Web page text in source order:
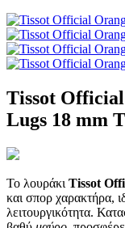
Tissot
Lugs 18 mm
Το λουράκι Tissot
και σπορ χαρακτήρα,
λειτουργικότητα.